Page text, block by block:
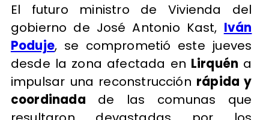
El futuro ministro de Vivienda del
gobierno de José Antonio Kast, Iván
Poduje, se comprometió este jueves
desde la zona afectada en Lirquén a
impulsar una reconstrucción rápida y
coordinada de las comunas que